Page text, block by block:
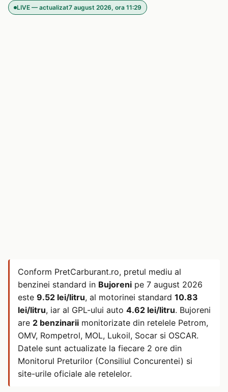
LIVE — actualizat7 august 2026, ora 11:29
Conform PretCarburant.ro, pretul mediu al
benzinei standard in Bujoreni pe 7 august 2026
este 9.52 lei/litru, al motorinei standard 10.83
lei/litru, iar al GPL-ului auto 4.62 lei/litru. Bujoreni
are 2 benzinarii monitorizate din retelele Petrom,
OMV, Rompetrol, MOL, Lukoil, Socar si OSCAR.
Datele sunt actualizate la fiecare 2 ore din
Monitorul Preturilor (Consiliul Concurentei) si
site-urile oficiale ale retelelor.